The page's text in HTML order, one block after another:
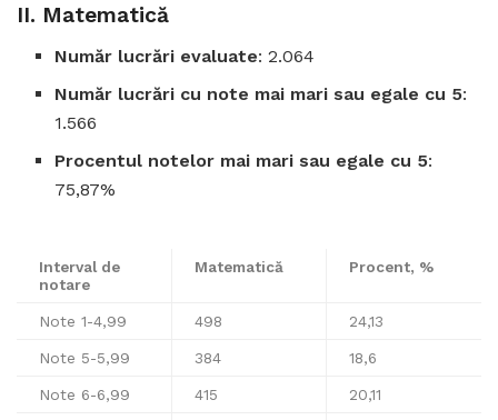
II. Matematică
Număr lucrări evaluate: 2.064
Număr lucrări cu note mai mari sau egale cu 5:
1.566
Procentul notelor mai mari sau egale cu 5:
75,87%
Interval de
notare
Matematică Procent, %
Note 1-4,99 498 24,13
Note 5-5,99 384 18,6
Note 6-6,99 415 20,11